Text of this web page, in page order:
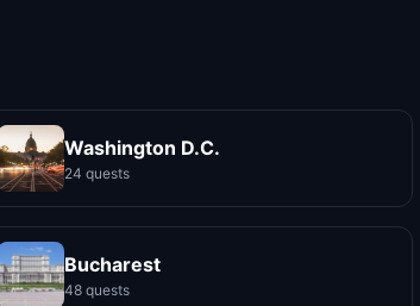
Washington D.C.
24 quests
Bucharest
48 quests